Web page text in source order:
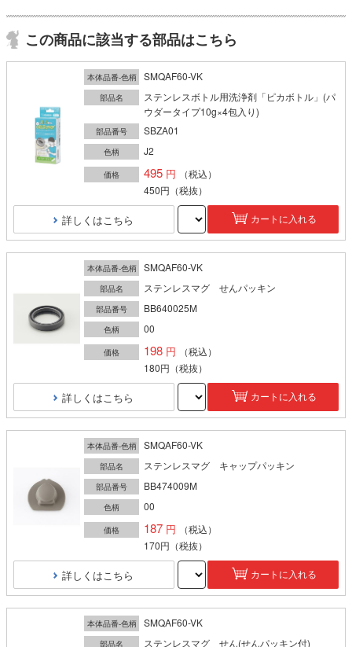
この商品に該当する部品はこちら
本体品番-色柄 SMQAF60-VK
部品名
ステンレスボトル用洗浄剤「ピカボトル」(パ
ウダータイプ10g×4包入り)
部品番号 SBZA01
色柄 J2
価格 495
（税込）
450円 （税抜）
詳しくはこちら カートに入れる
本体品番-色柄 SMQAF60-VK
部品名 ステンレスマグ せんパッキン
部品番号 BB640025M
色柄 00
価格 198
（税込）
180円 （税抜）
詳しくはこちら カートに入れる
本体品番-色柄 SMQAF60-VK
部品名 ステンレスマグ キャップパッキン
部品番号 BB474009M
色柄 00
価格 187
（税込）
170円 （税抜）
詳しくはこちら カートに入れる
本体品番-色柄 SMQAF60-VK
部品名 ステンレスマグ せん(せんパッキン付)